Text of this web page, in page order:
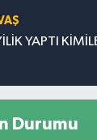
YAPTI
Durumu